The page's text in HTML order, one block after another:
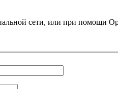
сети, или при помощи